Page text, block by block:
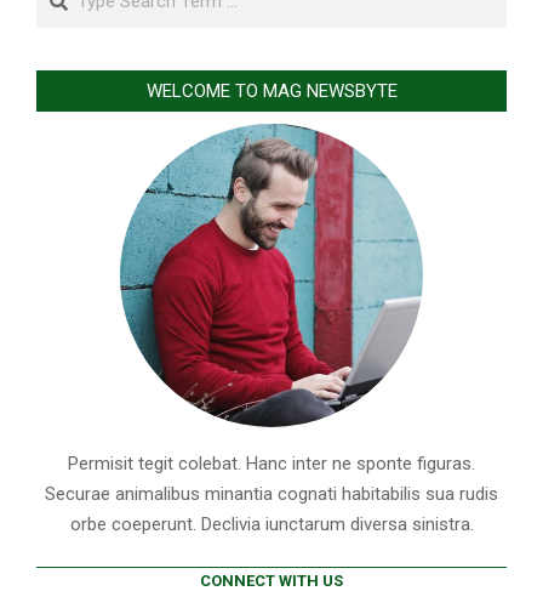
WELCOME TO MAG NEWSBYTE
Permisit tegit colebat. Hanc inter ne sponte figuras.
Securae animalibus minantia cognati habitabilis sua rudis
orbe coeperunt. Declivia iunctarum diversa sinistra.
CONNECT WITH US